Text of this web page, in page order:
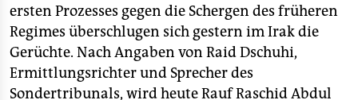
veranstaltungen
shop
fragen & hilfe
ersten Prozesses gegen die Schergen des früheren
Regimes überschlugen sich gestern im Irak die
Gerüchte. Nach Angaben von Raid Dschuhi,
Ermittlungsrichter und Sprecher des
Sondertribunals, wird heute Rauf Raschid Abdul